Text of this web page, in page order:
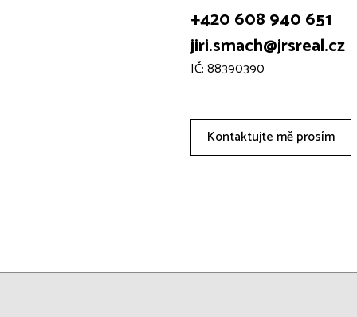
+420 608 940 651
jiri.smach@jrsreal.cz
IČ: 88390390
Kontaktujte mě prosím